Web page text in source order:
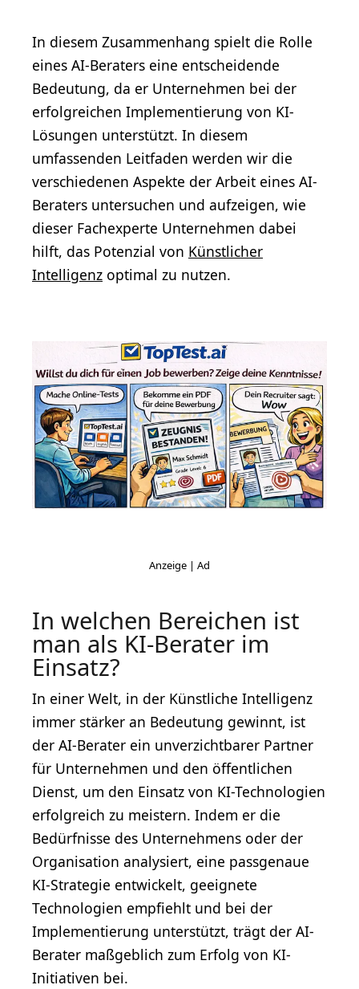
In diesem Zusammenhang spielt die Rolle
eines AI-Beraters eine entscheidende
Bedeutung, da er Unternehmen bei der
erfolgreichen Implementierung von KI-
Lösungen unterstützt. In diesem
umfassenden Leitfaden werden wir die
verschiedenen Aspekte der Arbeit eines AI-
Beraters untersuchen und aufzeigen, wie
dieser Fachexperte Unternehmen dabei
hilft, das Potenzial von Künstlicher
Intelligenz optimal zu nutzen.
In welchen Bereichen ist
man als KI-Berater im
Einsatz?
In einer Welt, in der Künstliche Intelligenz
immer stärker an Bedeutung gewinnt, ist
der AI-Berater ein unverzichtbarer Partner
für Unternehmen und den öffentlichen
Dienst, um den Einsatz von KI-Technologien
erfolgreich zu meistern. Indem er die
Bedürfnisse des Unternehmens oder der
Organisation analysiert, eine passgenaue
KI-Strategie entwickelt, geeignete
Technologien empfiehlt und bei der
Implementierung unterstützt, trägt der AI-
Berater maßgeblich zum Erfolg von KI-
Initiativen bei.